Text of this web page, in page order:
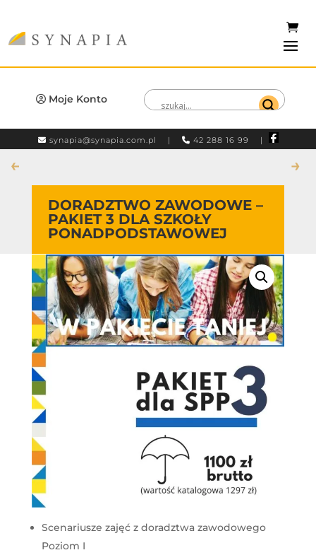
Moje Konto
synapia@synapia.com.pl | 42 288 16 99 |
← →
DORADZTWO ZAWODOWE –
PAKIET 3 DLA SZKOŁY
PONADPODSTAWOWEJ
Scenariusze zajęć z doradztwa zawodowego
Poziom I